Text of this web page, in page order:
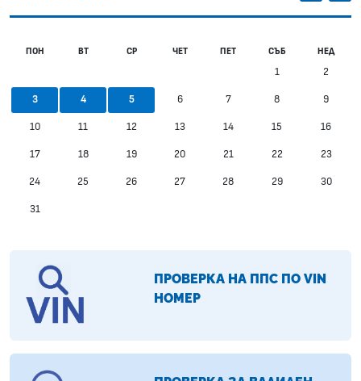
ПОН ВТ СР ЧЕТ ПЕТ СЪБ НЕД
1 2
3 4 5 6 7 8 9
10 11 12 13 14 15 16
17 18 19 20 21 22 23
24 25 26 27 28 29 30
31
ПРОВЕРКА НА ППС ПО VIN
НОМЕР